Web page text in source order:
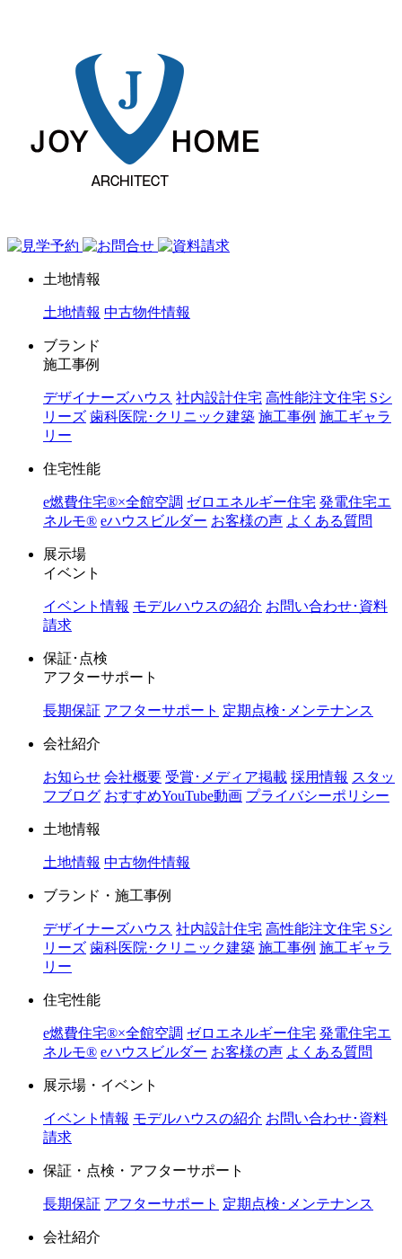
土地情報
土地情報 中古物件情報
ブランド
施工事例
デザイナーズハウス 社内設計住宅 高性能注文住宅 Sシ
リーズ 歯科医院･クリニック建築 施工事例 施工ギャラ
リー
住宅性能
e燃費住宅®︎×全館空調 ゼロエネルギー住宅 発電住宅エ
ネルモ®︎ eハウスビルダー お客様の声 よくある質問
展示場
イベント
イベント情報 モデルハウスの紹介 お問い合わせ･資料
請求
保証･点検
アフターサポート
長期保証 アフターサポート 定期点検･メンテナンス
会社紹介
お知らせ 会社概要 受賞･メディア掲載 採用情報 スタッ
フブログ おすすめYouTube動画 プライバシーポリシー
土地情報
土地情報 中古物件情報
ブランド・施工事例
デザイナーズハウス 社内設計住宅 高性能注文住宅 Sシ
リーズ 歯科医院･クリニック建築 施工事例 施工ギャラ
リー
住宅性能
e燃費住宅®︎×全館空調 ゼロエネルギー住宅 発電住宅エ
ネルモ®︎ eハウスビルダー お客様の声 よくある質問
展示場・イベント
イベント情報 モデルハウスの紹介 お問い合わせ･資料
請求
保証・点検・アフターサポート
長期保証 アフターサポート 定期点検･メンテナンス
会社紹介